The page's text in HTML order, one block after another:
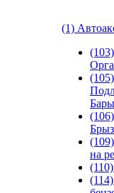
(1)
(105)
Бары
(106)
на